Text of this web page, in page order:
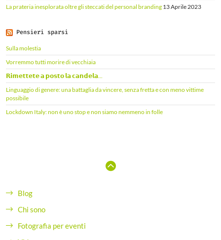
La prateria inesplorata oltre gli steccati del personal branding 13 Aprile 2023
Pensieri sparsi
Sulla molestia
Vorremmo tutti morire di vecchiaia
𝗥𝗶𝗺𝗲𝘁𝘁𝗲𝘁𝗲 𝗮 𝗽𝗼𝘀𝘁𝗼 𝗹𝗮 𝗰𝗮𝗻𝗱𝗲𝗹𝗮...
Linguaggio di genere: una battaglia da vincere, senza fretta e con meno vittime
possibile
Lockdown Italy: non è uno stop e non siamo nemmeno in folle
Blog
Chi sono
Fotografia per eventi